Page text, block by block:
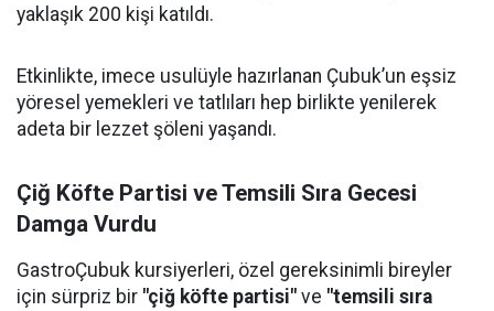
yaklaşık 200 kişi katıldı.
Etkinlikte, imece usulüyle hazırlanan Çubuk’un eşsiz
yöresel yemekleri ve tatlıları hep birlikte yenilerek
adeta bir lezzet şöleni yaşandı.
Çiğ Köfte Partisi ve Temsili Sıra Gecesi
Damga Vurdu
GastroÇubuk kursiyerleri, özel gereksinimli bireyler
için sürpriz bir "çiğ köfte partisi" ve "temsili sıra